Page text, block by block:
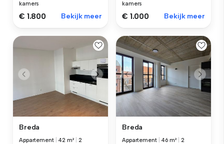
kamers
€ 1.800 Bekijk meer
kamers
€ 1.000 Bekijk meer
Breda
Appartement 42 m²
2
Breda
Appartement 46 m²
2